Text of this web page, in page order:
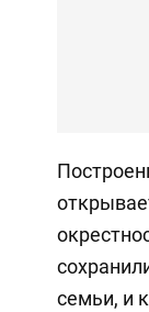
семьи, и